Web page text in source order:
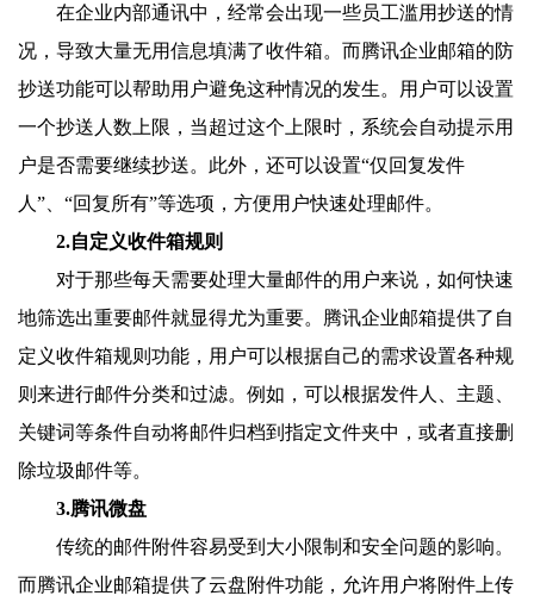
在企业内部通讯中，经常会出现一些员工滥用抄送的情
况，导致大量无用信息填满了收件箱。而腾讯企业邮箱的防
抄送功能可以帮助用户避免这种情况的发生。用户可以设置
一个抄送人数上限，当超过这个上限时，系统会自动提示用
户是否需要继续抄送。此外，还可以设置“仅回复发件
人”、“回复所有”等选项，方便用户快速处理邮件。
2.自定义收件箱规则
对于那些每天需要处理大量邮件的用户来说，如何快速
地筛选出重要邮件就显得尤为重要。腾讯企业邮箱提供了自
定义收件箱规则功能，用户可以根据自己的需求设置各种规
则来进行邮件分类和过滤。例如，可以根据发件人、主题、
关键词等条件自动将邮件归档到指定文件夹中，或者直接删
除垃圾邮件等。
3.腾讯微盘
传统的邮件附件容易受到大小限制和安全问题的影响。
而腾讯企业邮箱提供了云盘附件功能，允许用户将附件上传